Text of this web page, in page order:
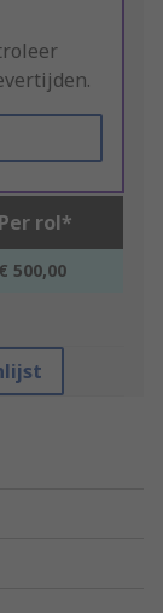
Per rol*
€ 500,00